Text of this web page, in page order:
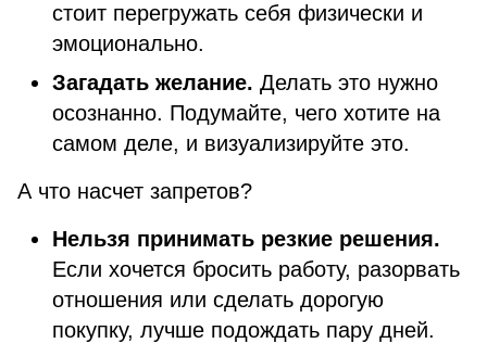
стоит перегружать себя физически и
эмоционально.
Загадать желание. Делать это нужно
осознанно. Подумайте, чего хотите на
самом деле, и визуализируйте это.
А что насчет запретов?
Нельзя принимать резкие решения.
Если хочется бросить работу, разорвать
отношения или сделать дорогую
покупку, лучше подождать пару дней.